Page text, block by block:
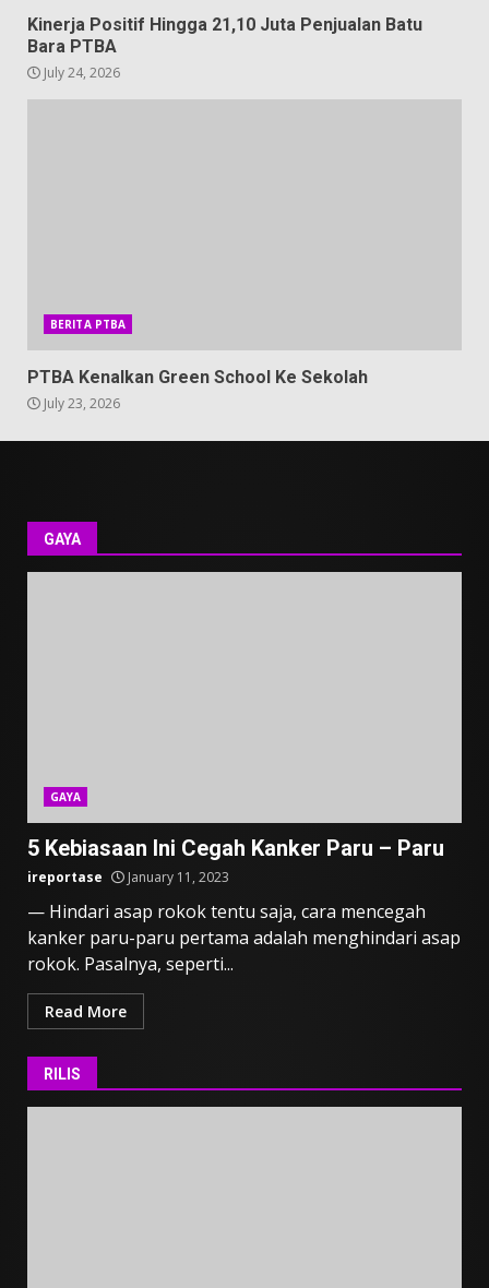
Kinerja Positif Hingga 21,10 Juta Penjualan Batu
Bara PTBA
July 24, 2026
BERITA PTBA
PTBA Kenalkan Green School Ke Sekolah
July 23, 2026
GAYA
GAYA
5 Kebiasaan Ini Cegah Kanker Paru – Paru
ireportase January 11, 2023
— Hindari asap rokok tentu saja, cara mencegah
kanker paru-paru pertama adalah menghindari asap
rokok. Pasalnya, seperti...
Read More
RILIS